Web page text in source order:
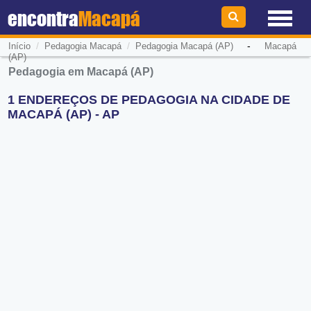
encontraMacapá
Início / Pedagogia Macapá/ Pedagogia Macapá (AP)-
Macapá
(AP)
Pedagogia em Macapá (AP)
1 ENDEREÇOS DE PEDAGOGIA NA CIDADE DE
MACAPÁ (AP) - AP